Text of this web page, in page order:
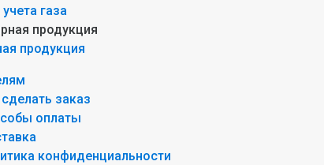
газа
продукция
заказ
оплаты
конфиденциальности